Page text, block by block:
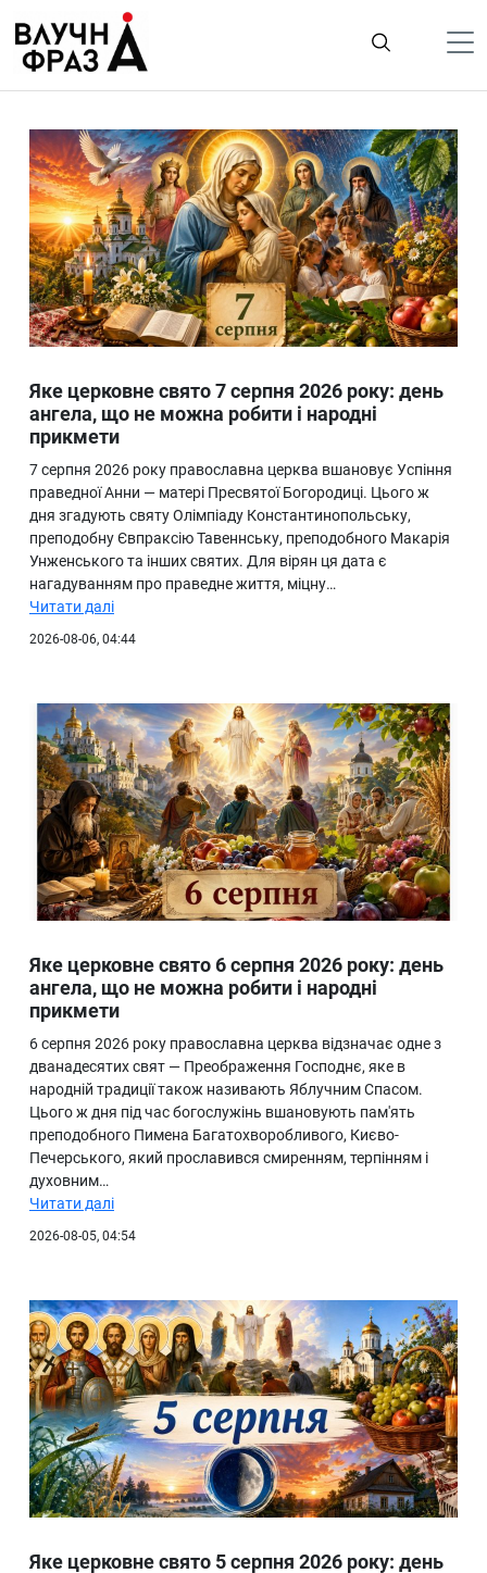
содержимому
Гроші
Життя
Лайфстайл
ТехноНаука
Людина
Ukraine
Про нас
Яке церковне свято 7 серпня 2026 року: день
ангела, що не можна робити і народні
прикмети
7 серпня 2026 року православна церква вшановує Успіння
праведної Анни — матері Пресвятої Богородиці. Цього ж
дня згадують святу Олімпіаду Константинопольську,
преподобну Євпраксію Тавеннську, преподобного Макарія
Унженського та інших святих. Для вірян ця дата є
нагадуванням про праведне життя, міцну…
Читати далі
2026-08-06, 04:44
Яке церковне свято 6 серпня 2026 року: день
ангела, що не можна робити і народні
прикмети
6 серпня 2026 року православна церква відзначає одне з
дванадесятих свят — Преображення Господнє, яке в
народній традиції також називають Яблучним Спасом.
Цього ж дня під час богослужінь вшановують пам'ять
преподобного Пимена Багатохворобливого, Києво-
Печерського, який прославився смиренням, терпінням і
духовним…
Читати далі
2026-08-05, 04:54
Яке церковне свято 5 серпня 2026 року: день